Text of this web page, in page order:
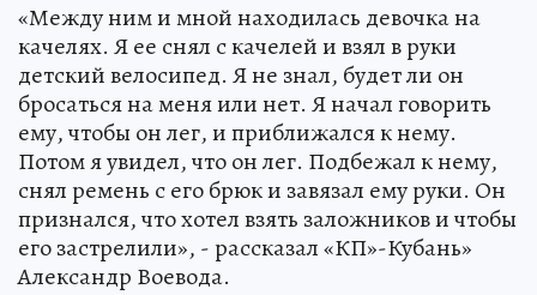
«Между ним и мной находилась девочка на
качелях. Я ее снял с качелей и взял в руки
детский велосипед. Я не знал, будет ли он
бросаться на меня или нет. Я начал говорить
ему, чтобы он лег, и приближался к нему.
Потом я увидел, что он лег. Подбежал к нему,
снял ремень с его брюк и завязал ему руки. Он
признался, что хотел взять заложников и чтобы
его застрелили», - рассказал «КП»-Кубань»
Александр Воевода.